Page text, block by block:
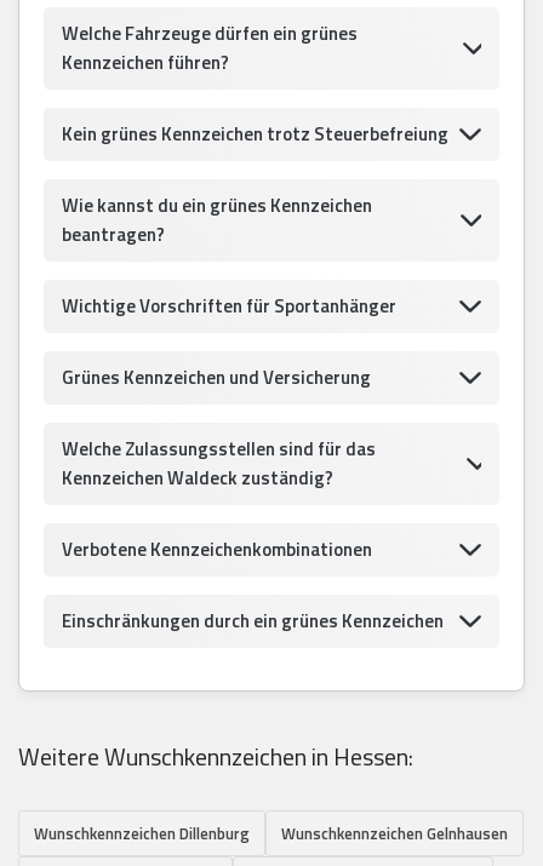
Welche Fahrzeuge dürfen ein grünes
Kennzeichen führen?
Kein grünes Kennzeichen trotz Steuerbefreiung
Wie kannst du ein grünes Kennzeichen
beantragen?
Wichtige Vorschriften für Sportanhänger
Grünes Kennzeichen und Versicherung
Welche Zulassungsstellen sind für das
Kennzeichen Waldeck zuständig?
Verbotene Kennzeichenkombinationen
Einschränkungen durch ein grünes Kennzeichen
Weitere Wunschkennzeichen in Hessen:
Wunschkennzeichen Dillenburg
Wunschkennzeichen Gelnhausen